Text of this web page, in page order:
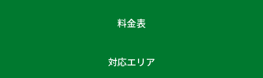
料金表
対応エリア